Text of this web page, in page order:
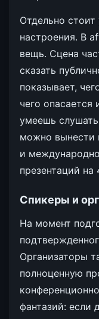
Отдельно
настроения. В
вещь. Сцена
сказать
показывает,
чего
умеешь
можно вынести
и
презентаций на
Спикеры и
На момент
Организаторы
полноценную
фантазий: если